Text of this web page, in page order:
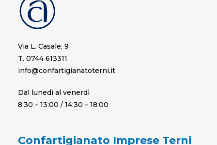
Via L. Casale, 9
T. 0744 613311
info@confartigianatoterni.it
Dal lunedì al venerdì
8:30 – 13:00 / 14:30 – 18:00
Confartigianato Imprese Terni